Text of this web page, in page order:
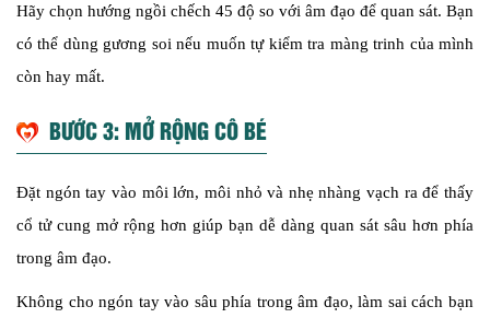
Hãy chọn hướng ngồi chếch 45 độ so với âm đạo để quan sát. Bạn
có thể dùng gương soi nếu muốn tự kiểm tra màng trinh của mình
còn hay mất.
BƯỚC 3: MỞ RỘNG CÔ BÉ
Đặt ngón tay vào môi lớn, môi nhỏ và nhẹ nhàng vạch ra để thấy
cổ tử cung mở rộng hơn giúp bạn dễ dàng quan sát sâu hơn phía
trong âm đạo.
Không cho ngón tay vào sâu phía trong âm đạo, làm sai cách bạn